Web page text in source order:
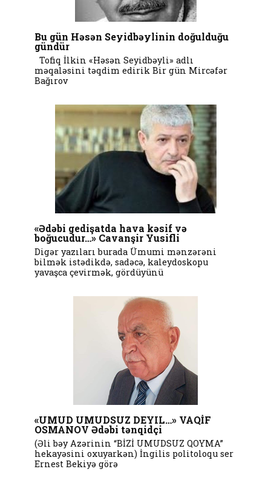
Bu gün Həsən Seyidbəylinin doğulduğu
gündür
Tofiq İlkin «Həsən Seyidbəyli» adlı
məqaləsini təqdim edirik Bir gün Mircəfər
Bağırov
«Ədəbi gedişatda hava kəsif və
boğucudur…» Cavanşir Yusifli
Digər yazıları burada Ümumi mənzərəni
bilmək istədikdə, sadəcə, kaleydoskopu
yavaşca çevirmək, gördüyünü
«UMUD UMUDSUZ DEYIL…» VAQİF
OSMANOV Ədəbi tənqidçi
(Əli bəy Azərinin “BİZİ UMUDSUZ QOYMA”
hekayəsini oxuyarkən) İngilis politoloqu ser
Ernest Bekiyə görə